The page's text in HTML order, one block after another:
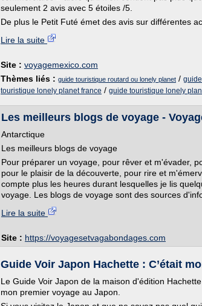
seulement 2 avis avec 5 étoiles /5.
De plus le Petit Futé émet des avis sur différentes
Lire la suite
Site : voyagemexico.com
Thèmes liés : guide touristique routard ou lonely planet /
touristique lonely planet france / guide touristique lonely
Les meilleurs blogs de voyage -
Antarctique
Les meilleurs blogs de voyage
Pour préparer un voyage, pour rêver et m'évader,
pour le plaisir de la découverte, pour rire et
compte plus les heures durant lesquelles je lis
voyage. Les blogs de voyage sont des sources
Lire la suite
Site : https://voyagesetvagabondages.com
Guide Voir Japon Hachette : C’était
Le Guide Voir Japon de la maison d'édition
mon premier voyage au Japon.